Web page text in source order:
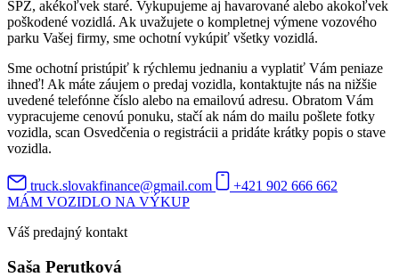
ŠPZ, akékoľvek staré. Vykupujeme aj havarované alebo akokoľvek
poškodené vozidlá. Ak uvažujete o kompletnej výmene vozového
parku Vašej firmy, sme ochotní vykúpiť všetky vozidlá.
Sme ochotní pristúpiť k rýchlemu jednaniu a vyplatiť Vám peniaze
ihneď! Ak máte záujem o predaj vozidla, kontaktujte nás na nižšie
uvedené telefónne číslo alebo na emailovú adresu. Obratom Vám
vypracujeme cenovú ponuku, stačí ak nám do mailu pošlete fotky
vozidla, scan Osvedčenia o registrácii a pridáte krátky popis o stave
vozidla.
truck.slovakfinance@gmail.com
+421 902 666 662
MÁM VOZIDLO NA VÝKUP
Váš predajný kontakt
Saša Perutková